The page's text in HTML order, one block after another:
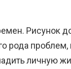
Рисунок
рода
личную